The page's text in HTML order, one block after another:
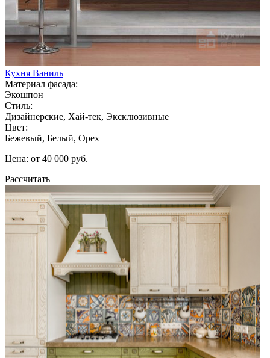
Кухня Ваниль
Материал фасада:
Экошпон
Стиль:
Дизайнерские, Хай-тек, Эксклюзивные
Цвет:
Бежевый, Белый, Орех
Цена: от 40 000 руб.
Рассчитать